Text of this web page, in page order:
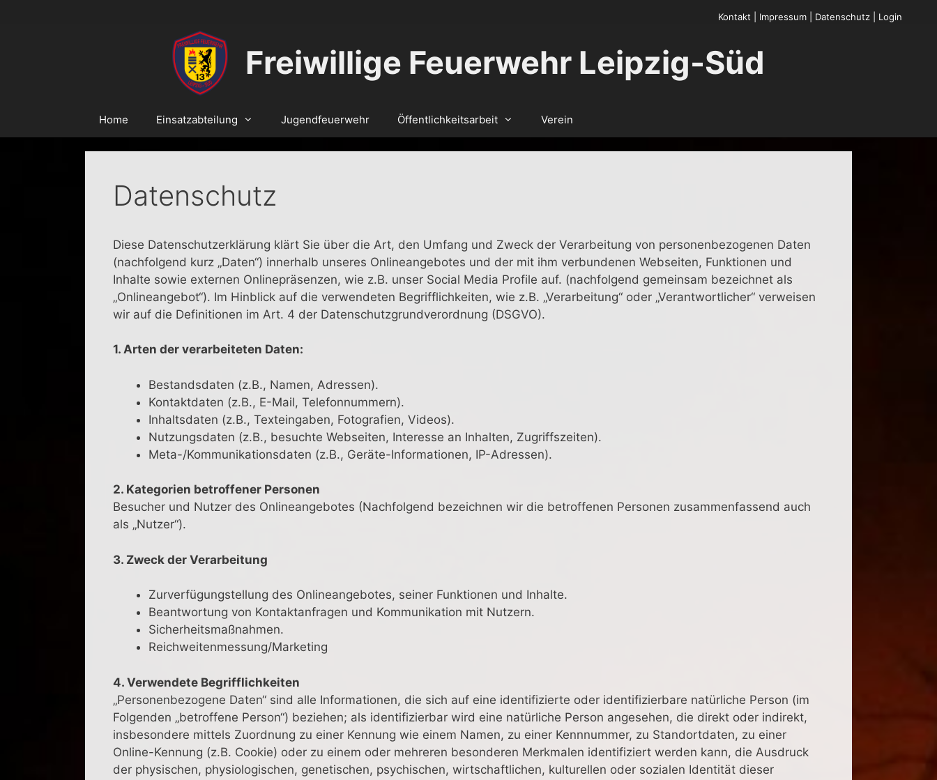
Kontakt Impressum Datenschutz Login
Freiwillige Feuerwehr Leipzig-Süd
Home Einsatzabteilung Jugendfeuerwehr Öffentlichkeitsarbeit Verein
Datenschutz
Diese Datenschutzerklärung klärt Sie über die Art, den Umfang und Zweck der Verarbeitung von personenbezogenen Daten
(nachfolgend kurz „Daten“) innerhalb unseres Onlineangebotes und der mit ihm verbundenen Webseiten, Funktionen und
Inhalte sowie externen Onlinepräsenzen, wie z.B. unser Social Media Profile auf. (nachfolgend gemeinsam bezeichnet als
„Onlineangebot“). Im Hinblick auf die verwendeten Begrifflichkeiten, wie z.B. „Verarbeitung“ oder „Verantwortlicher“ verweisen
wir auf die Definitionen im Art. 4 der Datenschutzgrundverordnung (DSGVO).
1. Arten der verarbeiteten Daten:
Bestandsdaten (z.B., Namen, Adressen).
Kontaktdaten (z.B., E-Mail, Telefonnummern).
Inhaltsdaten (z.B., Texteingaben, Fotografien, Videos).
Nutzungsdaten (z.B., besuchte Webseiten, Interesse an Inhalten, Zugriffszeiten).
Meta-/Kommunikationsdaten (z.B., Geräte-Informationen, IP-Adressen).
2. Kategorien betroffener Personen
Besucher und Nutzer des Onlineangebotes (Nachfolgend bezeichnen wir die betroffenen Personen zusammenfassend auch
als „Nutzer“).
3. Zweck der Verarbeitung
Zurverfügungstellung des Onlineangebotes, seiner Funktionen und Inhalte.
Beantwortung von Kontaktanfragen und Kommunikation mit Nutzern.
Sicherheitsmaßnahmen.
Reichweitenmessung/Marketing
4. Verwendete Begrifflichkeiten
„Personenbezogene Daten“ sind alle Informationen, die sich auf eine identifizierte oder identifizierbare natürliche Person (im
Folgenden „betroffene Person“) beziehen; als identifizierbar wird eine natürliche Person angesehen, die direkt oder indirekt,
insbesondere mittels Zuordnung zu einer Kennung wie einem Namen, zu einer Kennnummer, zu Standortdaten, zu einer
Online-Kennung (z.B. Cookie) oder zu einem oder mehreren besonderen Merkmalen identifiziert werden kann, die Ausdruck
der physischen, physiologischen, genetischen, psychischen, wirtschaftlichen, kulturellen oder sozialen Identität dieser